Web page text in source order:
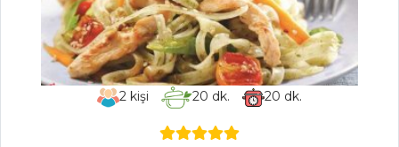
SEBZE
YEMEKLERI
Kabaklı Pay
2 kişi 20 dk. 20 dk.